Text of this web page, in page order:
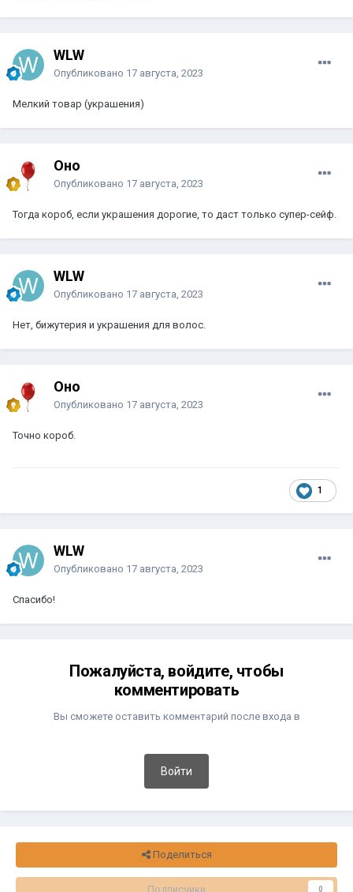
WLW
Опубликовано 17 августа, 2023
Мелкий товар (украшения)
Оно
Опубликовано 17 августа, 2023
Тогда короб, если украшения дорогие, то даст только супер-сейф.
WLW
Опубликовано 17 августа, 2023
Нет, бижутерия и украшения для волос.
Оно
Опубликовано 17 августа, 2023
Точно короб.
1
WLW
Опубликовано 17 августа, 2023
Спасибо!
Пожалуйста, войдите, чтобы
комментировать
Вы сможете оставить комментарий после входа в
Войти
Поделиться
Подписчики 0